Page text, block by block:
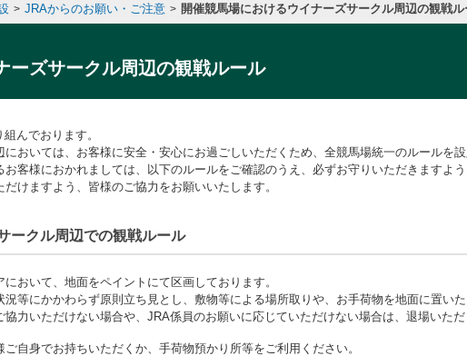
> JRAからのお願い・ご注意 > 開催競馬場におけるウイナーズサークル周辺の観戦ル
ーズサークル周辺の観戦ルール
んでおります。
おいては、お客様に安全・安心にお過ごしいただくため、全競馬場統一のルールを設
客様におかれましては、以下のルールをご確認のうえ、必ずお守りいただきますよう
けますよう、皆様のご協力をお願いいたします。
ークル周辺での観戦ルール
おいて、地面をペイントにて区画しております。
等にかかわらず原則立ち見とし、敷物等による場所取りや、お手荷物を地面に置い
力いただけない場合や、JRA係員のお願いに応じていただけない場合は、退場いただ
自身でお持ちいただくか、手荷物預かり所等をご利用ください。